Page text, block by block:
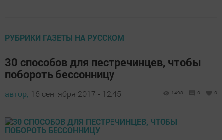
РУБРИКИ ГАЗЕТЫ НА РУССКОМ
30 способов для пестречинцев, чтобы
побороть бессонницу
автор, 16 сентября 2017 - 12:45 1498 0 0